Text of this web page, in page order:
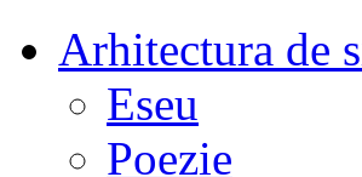
Arhitectura de
Eseu
Poezie